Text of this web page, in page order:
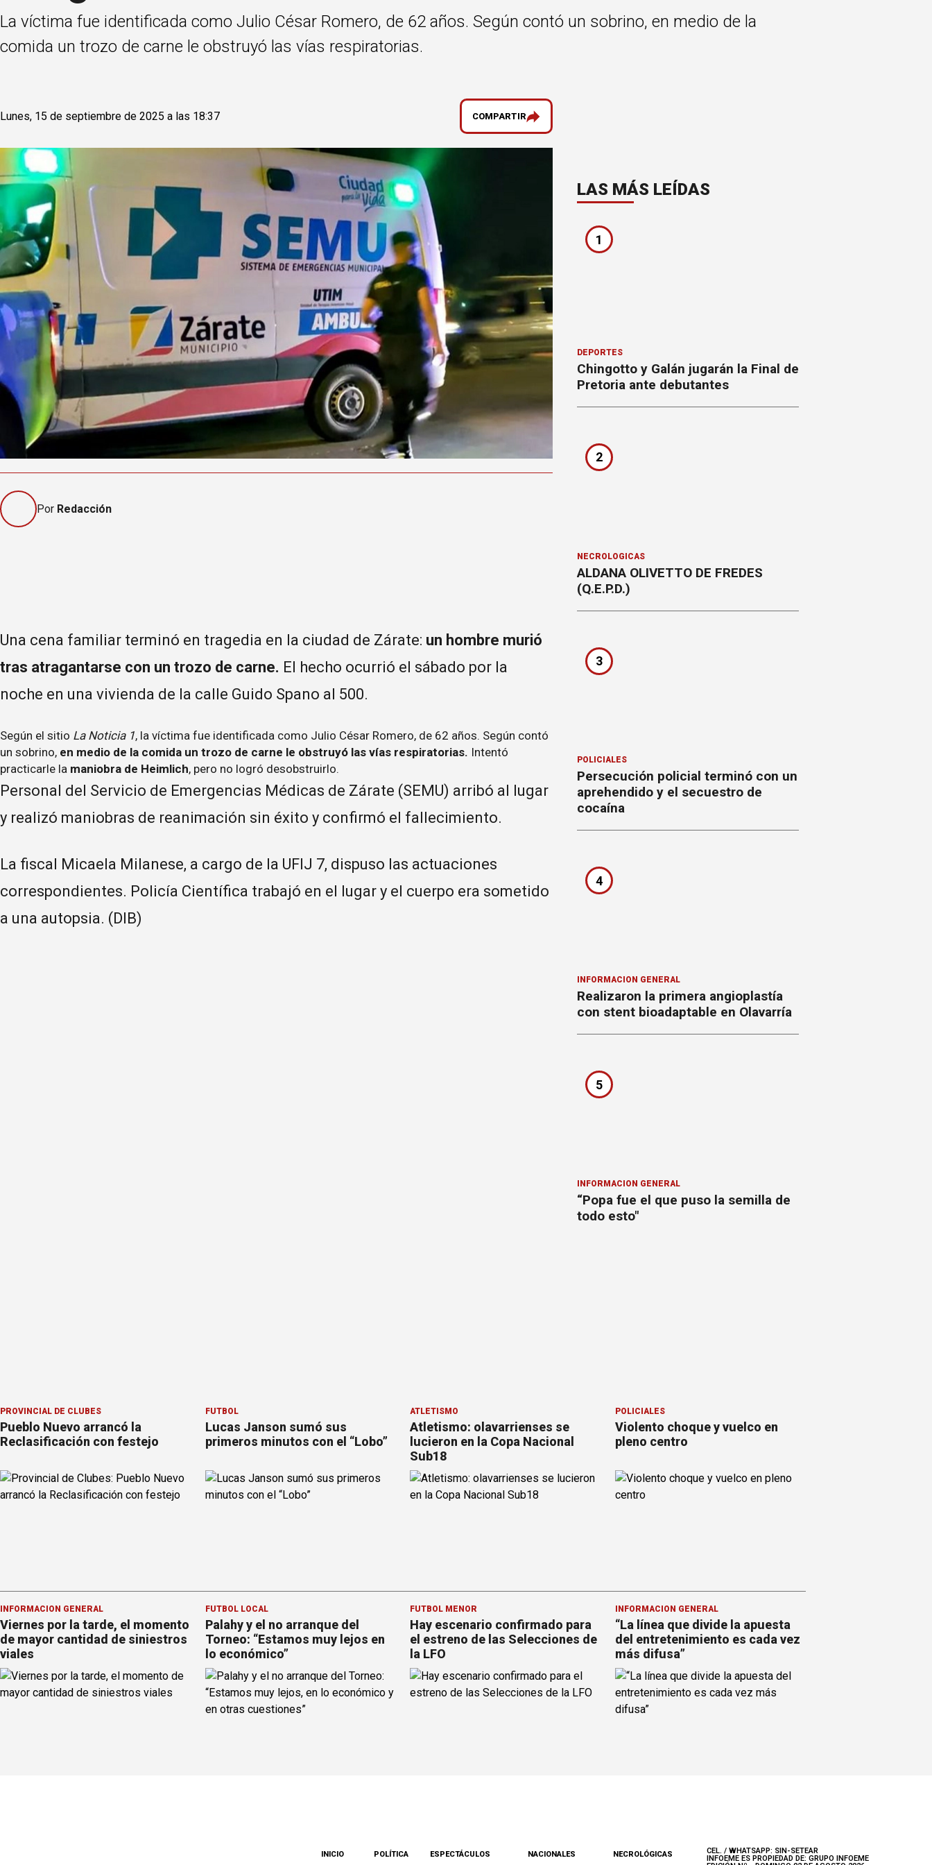
La víctima fue identificada como Julio César Romero, de 62 años. Según contó un sobrino, en medio de la
comida un trozo de carne le obstruyó las vías respiratorias.
Lunes, 15 de septiembre de 2025 a las 18:37 COMPARTIR
Por Redacción
Una cena familiar terminó en tragedia en la ciudad de Zárate: un hombre murió
tras atragantarse con un trozo de carne. El hecho ocurrió el sábado por la
noche en una vivienda de la calle Guido Spano al 500.
Según el sitio La Noticia 1, la víctima fue identificada como Julio César Romero, de 62 años. Según contó
un sobrino, en medio de la comida un trozo de carne le obstruyó las vías respiratorias. Intentó
practicarle la maniobra de Heimlich, pero no logró desobstruirlo.
Personal del Servicio de Emergencias Médicas de Zárate (SEMU) arribó al lugar
y realizó maniobras de reanimación sin éxito y confirmó el fallecimiento.
La fiscal Micaela Milanese, a cargo de la UFIJ 7, dispuso las actuaciones
correspondientes. Policía Científica trabajó en el lugar y el cuerpo era sometido
a una autopsia. (DIB)
LAS MÁS LEÍDAS
1
DEPORTES
Chingotto y Galán jugarán la Final de
Pretoria ante debutantes
2
NECROLÓGICAS
ALDANA OLIVETTO DE FREDES
(Q.E.P.D.)
3
POLICIALES
Persecución policial terminó con un
aprehendido y el secuestro de
cocaína
4
INFORMACION GENERAL
Realizaron la primera angioplastía
con stent bioadaptable en Olavarría
5
INFORMACION GENERAL
“Popa fue el que puso la semilla de
todo esto"
PROVINCIAL DE CLUBES
Pueblo Nuevo arrancó la
Reclasificación con festejo
FÚTBOL
Lucas Janson sumó sus
primeros minutos con el “Lobo”
ATLETISMO
Atletismo: olavarrienses se
lucieron en la Copa Nacional
Sub18
POLICIALES
Violento choque y vuelco en
pleno centro
INFORMACION GENERAL
Viernes por la tarde, el momento
de mayor cantidad de siniestros
viales
FÚTBOL LOCAL
Palahy y el no arranque del
Torneo: “Estamos muy lejos en
lo económico”
FÚTBOL MENOR
Hay escenario confirmado para
el estreno de las Selecciones de
la LFO
INFORMACION GENERAL
“La línea que divide la apuesta
del entretenimiento es cada vez
más difusa”
INICIO POLÍTICA ESPECTÁCULOS NACIONALES NECROLÓGICAS
CEL. / WHATSAPP: SIN-SETEAR
INFOEME ES PROPIEDAD DE: GRUPO INFOEME